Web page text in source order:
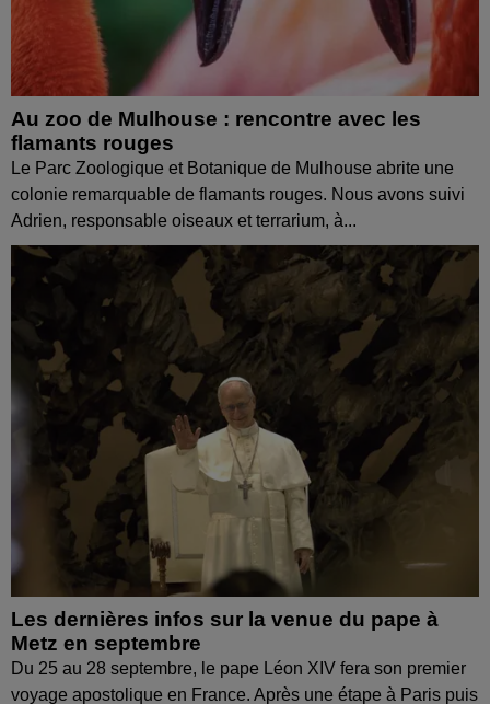
Au zoo de Mulhouse : rencontre avec les
flamants rouges
Le Parc Zoologique et Botanique de Mulhouse abrite une
colonie remarquable de flamants rouges. Nous avons suivi
Adrien, responsable oiseaux et terrarium, à...
Les dernières infos sur la venue du pape à
Metz en septembre
Du 25 au 28 septembre, le pape Léon XIV fera son premier
voyage apostolique en France. Après une étape à Paris puis